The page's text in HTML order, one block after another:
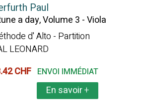
Paul
a day, Volume 3 - Viola
d' Alto - Partition
LEONARD
CHF ENVOI IMMÉDIAT
En savoir+